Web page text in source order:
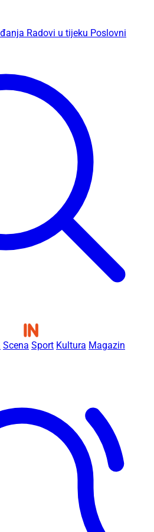
Radovi u tijeku Poslovni
Scena Sport Kultura Magazin